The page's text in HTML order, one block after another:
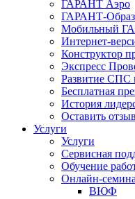
ГАРАНТ Аэро
ГАРАНТ-
Мобильный
Интернет-
Конструктор
Экспресс
Развитие СПС
Бесплатная
История
Оставить отзыв
Услуги
Услуги
Сервисная
Обучение
Онлайн-
ВЮФ